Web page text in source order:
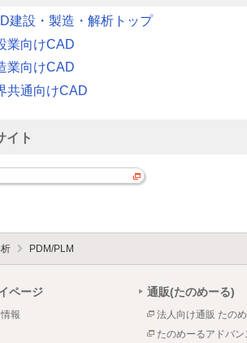
建設・製造・解析トップ
業向けCAD
業向けCAD
共通向けCAD
イト
PDM/PLM
ページ
報
通販(たのめーる)
法人向け通販 たの
たのめーるアドバン